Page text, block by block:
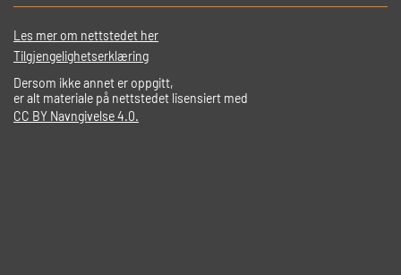
Les mer om nettstedet her
Tilgjengelighetserklæring
Dersom ikke annet er oppgitt,
er alt materiale på nettstedet lisensiert med
CC BY Navngivelse 4.0.